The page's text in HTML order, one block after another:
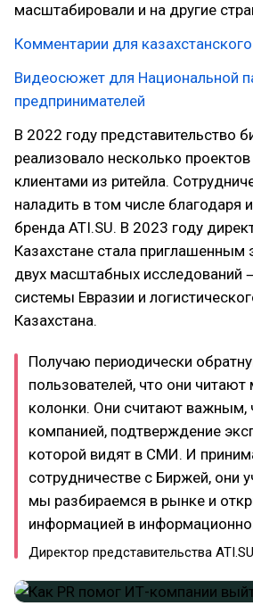
масштабировали и на другие
Комментарии для
Видеосюжет для Национальной
предпринимателей
В 2022 году представительство
реализовало несколько
клиентами из ритейла.
наладить в том числе благодаря
бренда ATI.SU. В 2023 году
Казахстане стала приглашенным
двух масштабных исследований
системы Евразии и
Казахстана.
Получаю периодически
пользователей, что они
колонки. Они считают важным,
компанией, подтверждение
которой видят в СМИ. И
сотрудничестве с Биржей, они
мы разбираемся в рынке и
информацией в
Директор представительства